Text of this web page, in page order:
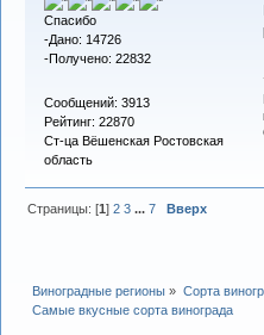
Спасибо
-Дано: 14726
-Получено: 22832
Сообщений: 3913
Рейтинг: 22870
Ст-ца Вёшенская Ростовская
область
Страницы: [1]2 3 ...7 Вверх
Виноградные регионы » Сорта
Самые вкусные сорта винограда